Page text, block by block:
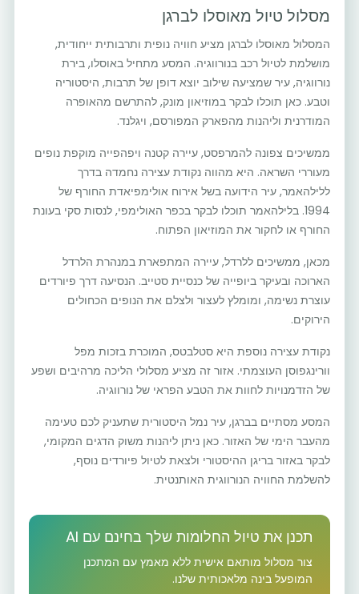
מסלול טיול מאוסלו לברגן
המסלול מאוסלו לברגן מציע חוויה נופית ותרבותית ייחודית,
מושלמת לטיול רכב בנורווגיה. המסע מתחיל באוסלו, בירת
נורווגיה, עיר שמציעה שילוב יוצא דופן של תרבות, היסטוריה
וטבע. כאן תוכלו לבקר במוזיאון מונק, להתרשם מהאופרה
המודרנית וליהנות מהפארק המפורסם, ויגלנד.
ממשיכים צפונה להמרפסט, עיירה קטנה ויפהפייה מוקפת נופים
מעוררי השראה. היא מהווה נקודת עצירה נחמדה בדרך
ללילהאמר, עיר הידועה בשל אירוח אולימפיאדת החורף של
1994. בלילהאמר תוכלו לבקר בכפר האולימפי, לנסות סקי בעונת
החורף או לחקור את המוזיאון הפתוח.
מכאן, ממשיכים ללרדל, עיירה המתפארת במנהרת הלרדל
הארוכה ובעיקר ביופייה של כנסיית סטייב. הנסיעה דרך פיורדים
עוצרת נשימה, ומומלץ לעצור ולצלם את הנופים הכחולים
הירוקים.
נקודת עצירה נוספת היא סטלבטס, המוכרת בזכות מפל
וורינגפוסן העוצמתי. אזור זה מציע מסלולי הליכה מרהיבים ושפע
של הזדמנויות לחוות את הטבע הפראי של נורווגיה.
המסע מסתיים בברגן, עיר נמל היסטורית שתעניק לכם טעימה
מהעבר הימי של האזור. כאן ניתן ליהנות משוק הדגים המקומי,
לבקר באזור בריגן ההיסטורי ולצאת לטיול פיורדים נוסף,
להשלמת החוויה הנורווגית האותנטית.
תכנן את טיול החלומות שלך בחינם עם AI
צור מסלול מותאם אישית ללא מאמץ עם המתכנן
המופעל בינה מלאכותית שלנו.